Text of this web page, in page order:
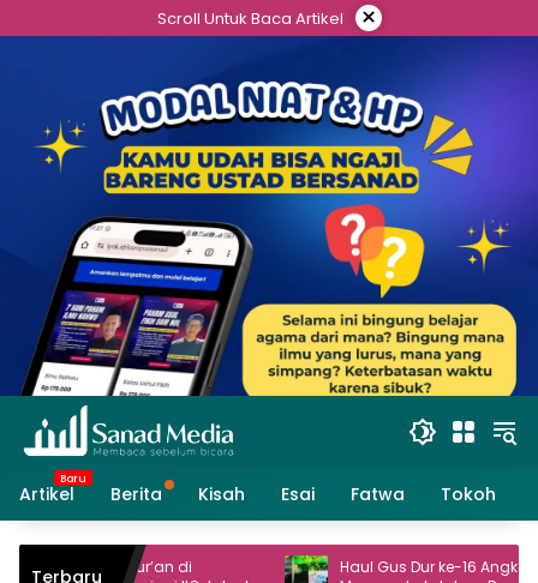
to
Scroll Untuk Baca Artikel ×
Artikel Berita Kisah Esai Fatwa Tokoh
Terbaru
di
Haul Gus Dur ke-16 Angkat Peran